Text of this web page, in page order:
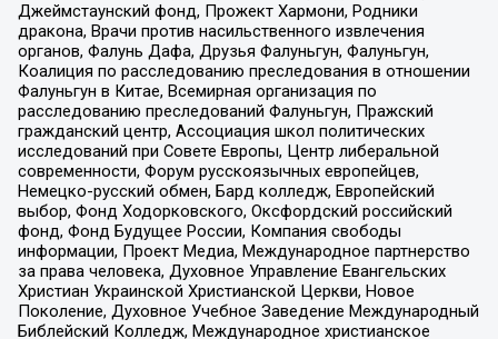
Джеймстаунский фонд, Прожект Хармони, Родники
дракона, Врачи против насильственного извлечения
органов, Фалунь Дафа, Друзья Фалуньгун, Фалуньгун,
Коалиция по расследованию преследования в отношении
Фалуньгун в Китае, Всемирная организация по
расследованию преследований Фалуньгун, Пражский
гражданский центр, Ассоциация школ политических
исследований при Совете Европы, Центр либеральной
современности, Форум русскоязычных европейцев,
Немецко-русский обмен, Бард колледж, Европейский
выбор, Фонд Ходорковского, Оксфордский российский
фонд, Фонд Будущее России, Компания свободы
информации, Проект Медиа, Международное партнерство
за права человека, Духовное Управление Евангельских
Христиан Украинской Христианской Церкви, Новое
Поколение, Духовное Учебное Заведение Международный
Библейский Колледж, Международное христианское